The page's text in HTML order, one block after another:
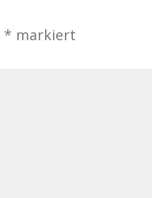
* markiert